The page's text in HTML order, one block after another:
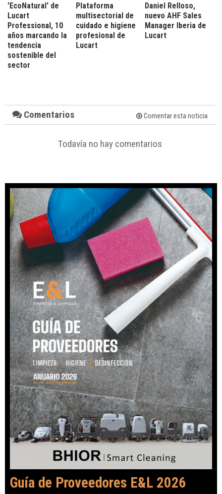
'EcoNatural' de
Lucart
Professional, 10
años marcando la
tendencia
sostenible del
sector
Plataforma
multisectorial de
cuidado e higiene
profesional de
Lucart
Daniel Relloso,
nuevo AHF Sales
Manager Iberia de
Lucart
Comentarios Comentar esta noticia
Todavía no hay comentarios
Guía de Proveedores E&L 2026